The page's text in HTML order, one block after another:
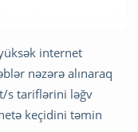
internet
nəzərə alınaraq
s tariflərini ləğv
keçidini təmin